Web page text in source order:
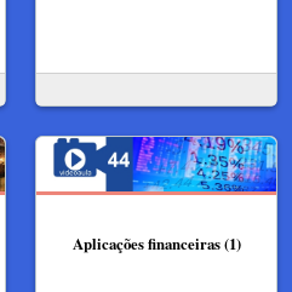
Aplicações financeiras (1)